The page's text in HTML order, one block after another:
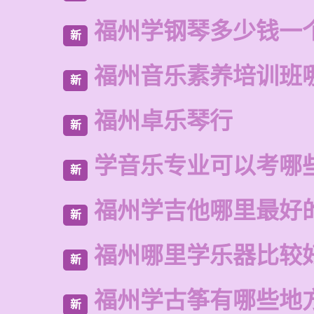
新 福州学钢琴多少钱一
新 福州音乐素养培训班
新 福州卓乐琴行
新 学音乐专业可以考哪
新 福州学吉他哪里最好
新 福州哪里学乐器比较
新 福州学古筝有哪些地